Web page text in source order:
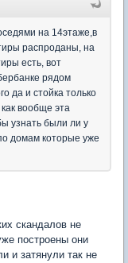
на 14этаже,в
распроданы, на
есть, вот
рядом
да и стойка только
вообще эта
узнать были ли у
домам которые уже
скандалов не
построены они
и затянули так не